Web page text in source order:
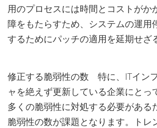
用のプロセスには時間とコストがか
障をもたらすため、システムの運用
するためにパッチの適用を延期せざ
修正する脆弱性の数 特に、ITイン
ャを絶えず更新している企業にとっ
多くの脆弱性に対処する必要がある
脆弱性の数が課題となります。トレ